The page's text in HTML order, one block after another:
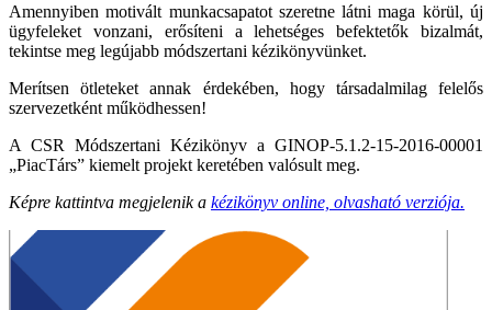
Amennyiben motivált munkacsapatot szeretne látni maga körül, új
ügyfeleket vonzani, erősíteni a lehetséges befektetők bizalmát,
tekintse meg legújabb módszertani kézikönyvünket.
Merítsen ötleteket annak érdekében, hogy társadalmilag felelős
szervezetként működhessen!
A CSR Módszertani Kézikönyv a GINOP-5.1.2-15-2016-00001
„PiacTárs” kiemelt projekt keretében valósult meg.
Képre kattintva megjelenik a kézikönyv online, olvasható verziója.